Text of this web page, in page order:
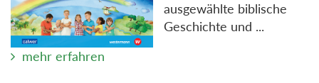
ausgewählte biblische
Geschichte und ...
mehr erfahren